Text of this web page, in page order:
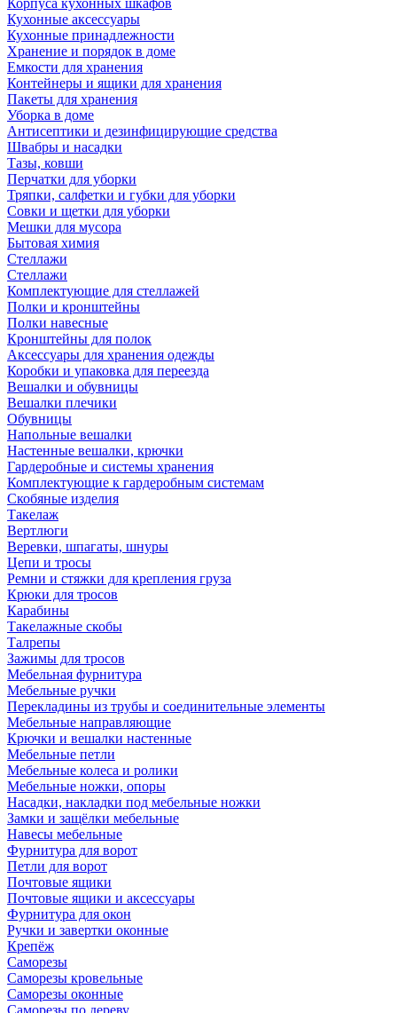
Корпуса кухонных шкафов
Кухонные аксессуары
Кухонные принадлежности
Хранение и порядок в доме
Емкости для хранения
Контейнеры и ящики для хранения
Пакеты для хранения
Уборка в доме
Антисептики и дезинфицирующие средства
Швабры и насадки
Тазы, ковши
Перчатки для уборки
Тряпки, салфетки и губки для уборки
Совки и щетки для уборки
Мешки для мусора
Бытовая химия
Стеллажи
Стеллажи
Комплектующие для стеллажей
Полки и кронштейны
Полки навесные
Кронштейны для полок
Аксессуары для хранения одежды
Коробки и упаковка для переезда
Вешалки и обувницы
Вешалки плечики
Обувницы
Напольные вешалки
Настенные вешалки, крючки
Гардеробные и системы хранения
Комплектующие к гардеробным системам
Скобяные изделия
Такелаж
Вертлюги
Веревки, шпагаты, шнуры
Цепи и тросы
Ремни и стяжки для крепления груза
Крюки для тросов
Карабины
Такелажные скобы
Талрепы
Зажимы для тросов
Мебельная фурнитура
Мебельные ручки
Перекладины из трубы и соединительные элементы
Мебельные направляющие
Крючки и вешалки настенные
Мебельные петли
Мебельные колеса и ролики
Мебельные ножки, опоры
Насадки, накладки под мебельные ножки
Замки и защёлки мебельные
Навесы мебельные
Фурнитура для ворот
Петли для ворот
Почтовые ящики
Почтовые ящики и аксессуары
Фурнитура для окон
Ручки и завертки оконные
Крепёж
Саморезы
Саморезы кровельные
Саморезы оконные
Саморезы по дереву